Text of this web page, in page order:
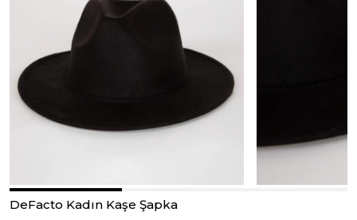
DeFacto Kadın Kaşe Şapka